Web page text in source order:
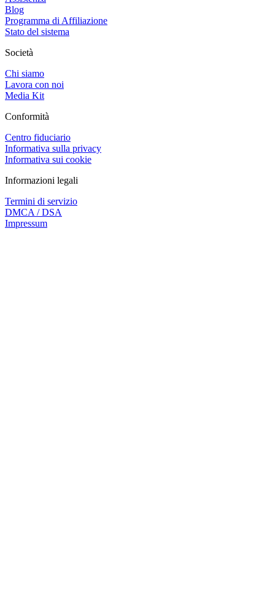
Blog
Programma di Affiliazione
Stato del sistema
Società
Chi siamo
Lavora con noi
Media Kit
Conformità
Centro fiduciario
Informativa sulla privacy
Informativa sui cookie
Informazioni legali
Termini di servizio
DMCA / DSA
Impressum